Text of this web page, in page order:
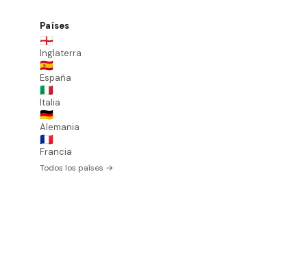
Países
🏴󠁧󠁢󠁥󠁮󠁧󠁿
Inglaterra
🇪🇸
España
🇮🇹
Italia
🇩🇪
Alemania
🇫🇷
Francia
Todos los países →